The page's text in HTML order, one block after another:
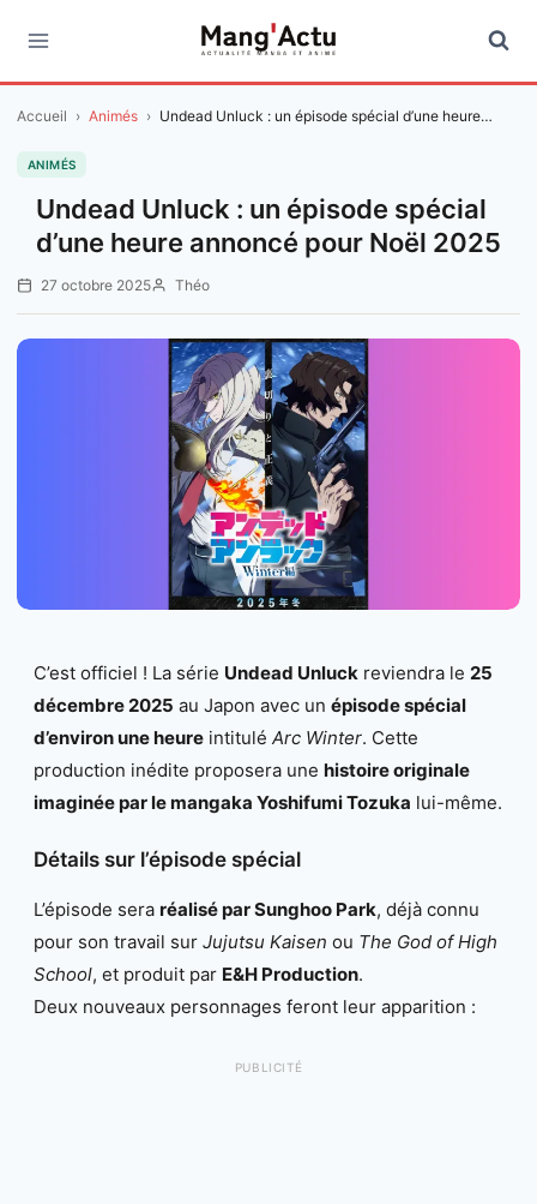
contenu
Accueil › Animés › Undead Unluck : un épisode spécial d’une heure…
ANIMÉS
Undead Unluck : un épisode spécial
d’une heure annoncé pour Noël 2025
27 octobre 2025 Théo
C’est officiel ! La série Undead Unluck reviendra le 25
décembre 2025 au Japon avec un épisode spécial
d’environ une heure intitulé Arc Winter. Cette
production inédite proposera une histoire originale
imaginée par le mangaka Yoshifumi Tozuka lui-même.
Détails sur l’épisode spécial
L’épisode sera réalisé par Sunghoo Park, déjà connu
pour son travail sur Jujutsu Kaisen ou The God of High
School, et produit par E&H Production.
Deux nouveaux personnages feront leur apparition :
PUBLICITÉ